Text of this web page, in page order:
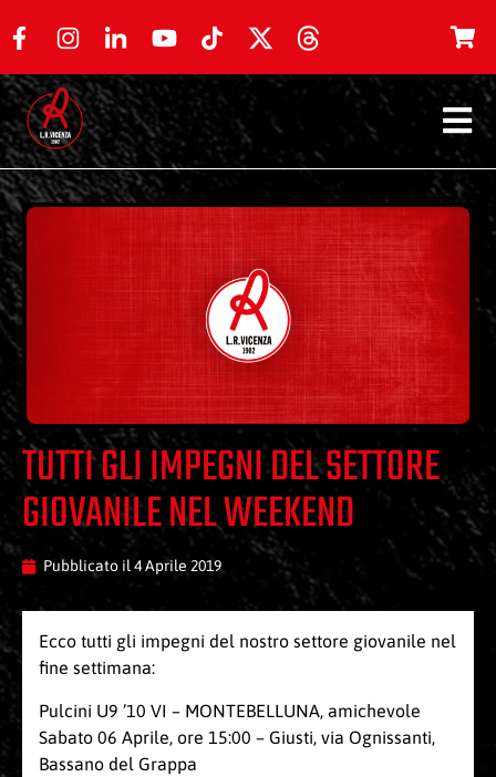
TUTTI GLI IMPEGNI DEL SETTORE
GIOVANILE NEL WEEKEND
Pubblicato il 4 Aprile 2019
Ecco tutti gli impegni del nostro settore giovanile nel
fine settimana:
Pulcini U9 ’10 VI – MONTEBELLUNA, amichevole
Sabato 06 Aprile, ore 15:00 – Giusti, via Ognissanti,
Bassano del Grappa